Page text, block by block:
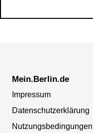
Mein.Berlin.de
Impressum
Datenschutzerklärung
Nutzungsbedingungen